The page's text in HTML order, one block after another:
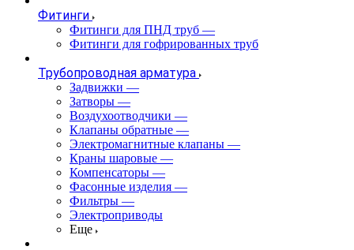
Фитинги
Фитинги для ПНД труб —
Фитинги для гофрированных труб
Трубопроводная арматура
Задвижки —
Затворы —
Воздухоотводчики —
Клапаны обратные —
Электромагнитные клапаны —
Краны шаровые —
Компенсаторы —
Фасонные изделия —
Фильтры —
Электроприводы
Еще